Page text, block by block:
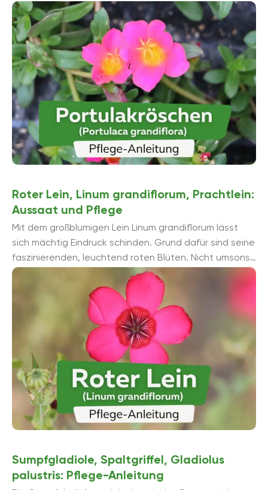
zahlreiche Blüten zwischen Juni und September. Es ...
Roter Lein, Linum grandiflorum, Prachtlein:
Aussaat und Pflege
Mit dem großblumigen Lein Linum grandiflorum lässt
sich mächtig Eindruck schinden. Grund dafür sind seine
faszinierenden, leuchtend roten Blüten. Nicht umsonst
wird er auch gerne ...
Sumpfgladiole, Spaltgriffel, Gladiolus
palustris: Pflege-Anleitung